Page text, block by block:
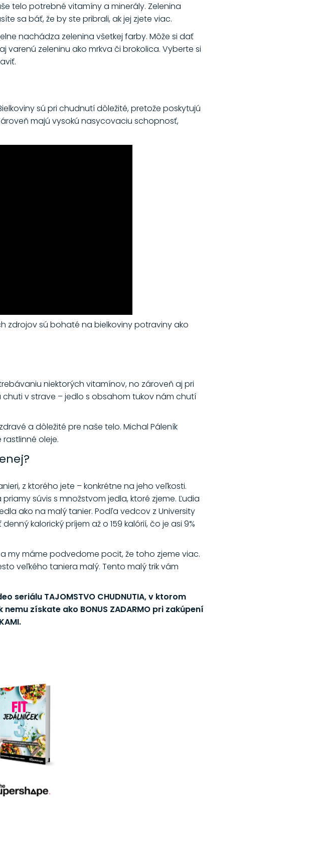
telo potrebné vitamíny a minerály. Zelenina
sa báť, že by ste pribrali, ak jej zjete viac.
nachádza zelenina všetkej farby. Môže si dať
varenú zeleninu ako mrkva či brokolica. Vyberte si
sú pri chudnutí dôležité, pretože poskytujú
majú vysokú nasycovaciu schopnosť,
zdrojov sú bohaté na bielkoviny potraviny ako
niektorých vitamínov, no zároveň aj pri
v strave – jedlo s obsahom tukov nám chutí
a dôležité pre naše telo. Michal Páleník
oleje.
z ktorého jete – konkrétne na jeho veľkosti.
súvis s množstvom jedla, ktoré zjeme. Ľudia
ako na malý tanier. Podľa vedcov z University
kalorický príjem až o 159 kalórií, čo je asi 9%
my máme podvedome pocit, že toho zjeme viac.
veľkého taniera malý. Tento malý trik vám
seriálu TAJOMSTVO CHUDNUTIA, v ktorom
získate ako BONUS ZADARMO pri zakúpení